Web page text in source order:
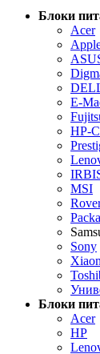
Блоки
Acer
E-
HP-
MSI
Sony
Блоки
Acer
HP